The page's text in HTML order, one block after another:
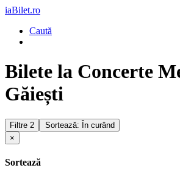
iaBilet.ro
Caută
Bilete la Concerte
Găiești
Filtre 2
Sortează: În curând
×
Sortează